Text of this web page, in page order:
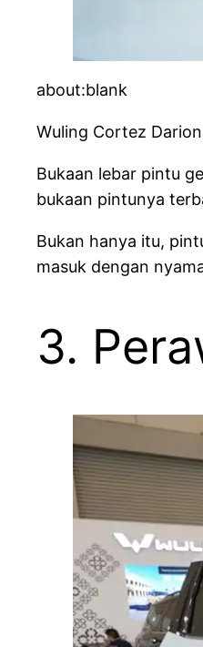
about:blank
Wuling Cortez
Bukaan lebar pintu
bukaan pintunya
Bukan hanya itu,
masuk dengan
3.